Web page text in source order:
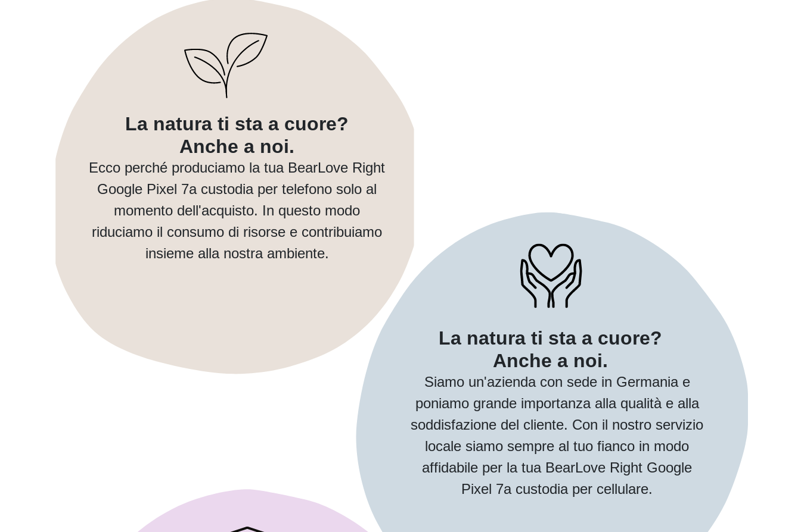
La natura ti sta a cuore?
Anche a noi.
Ecco perché produciamo la tua BearLove Right
Google Pixel 7a custodia per telefono solo al
momento dell'acquisto. In questo modo
riduciamo il consumo di risorse e contribuiamo
insieme alla nostra ambiente.
La natura ti sta a cuore?
Anche a noi.
Siamo un'azienda con sede in Germania e
poniamo grande importanza alla qualità e alla
soddisfazione del cliente. Con il nostro servizio
locale siamo sempre al tuo fianco in modo
affidabile per la tua BearLove Right Google
Pixel 7a custodia per cellulare.